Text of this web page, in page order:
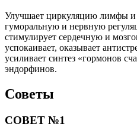
Улучшает циркуляцию лимфы и
гуморальную и нервную
стимулирует сердечную и
успокаивает, оказывает
усиливает синтез «гормонов
эндорфинов.
Советы
СОВЕТ №1